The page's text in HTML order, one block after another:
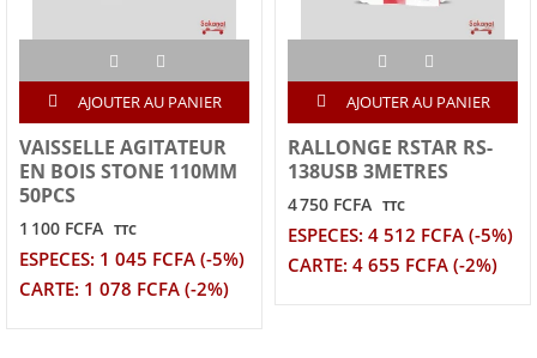
AJOUTER AU PANIER
VAISSELLE AGITATEUR
EN BOIS STONE 110MM
50PCS
1 100 FCFA TTC
ESPECES: 1 045 FCFA (-5%)
CARTE: 1 078 FCFA (-2%)
AJOUTER AU PANIER
RALLONGE RSTAR RS-
138USB 3METRES
4 750 FCFA TTC
ESPECES: 4 512 FCFA (-5%)
CARTE: 4 655 FCFA (-2%)